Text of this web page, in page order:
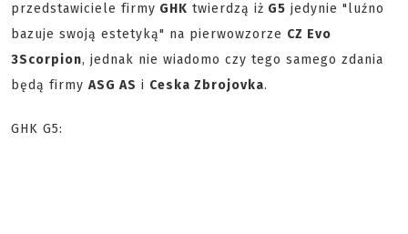
przedstawiciele firmy GHK twierdzą iż G5 jedynie "luźno
bazuje swoją estetyką" na pierwowzorze CZ Evo
3Scorpion, jednak nie wiadomo czy tego samego zdania
będą firmy ASG AS i Ceska Zbrojovka.
GHK G5: